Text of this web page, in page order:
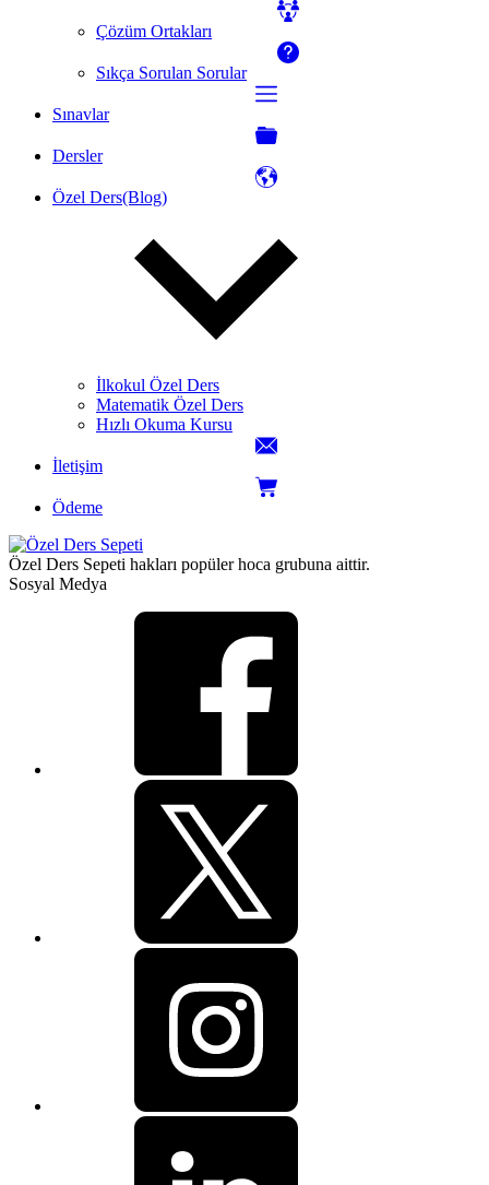
Çözüm Ortakları
Sıkça Sorulan Sorular
Sınavlar
Dersler
Özel Ders(Blog)
İlkokul Özel Ders
Matematik Özel Ders
Hızlı Okuma Kursu
İletişim
Ödeme
Özel Ders Sepeti hakları popüler hoca grubuna aittir.
Sosyal Medya